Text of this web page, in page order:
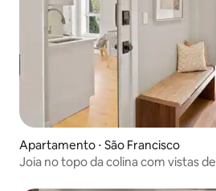
Apartamento ⋅ São Francisco
Joia no topo da colina com vistas